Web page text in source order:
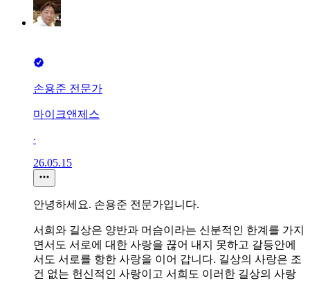
손용준 전문가
마이크앤제스
∙
26.05.15
안녕하세요. 손용준 전문가입니다.
서희와 길상은 양반과 머슴이라는 신분적인 한계를 가지
면서도 서로에 대한 사랑을 끊어 내지 못하고 갈등안에
서도 서로를 항한 사랑을 이어 갑니다. 길상의 사랑은 조
건 없는 헌신적인 사랑이고 서희도 이러한 길상의 사랑